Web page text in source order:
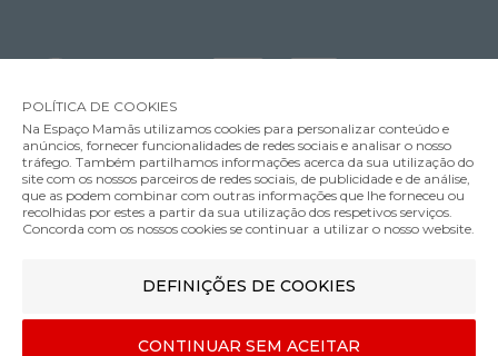
Babycoque Cybex Cloud G3 i-Size Plus
Cor
MÉTODOS DE ENVIO
MÉTODOS DE PAGAMENTO
POLÍTICA DE COOKIES
Na Espaço Mamãs utilizamos cookies para personalizar conteúdo e
anúncios, fornecer funcionalidades de redes sociais e analisar o nosso
tráfego. Também partilhamos informações acerca da sua utilização do
site com os nossos parceiros de redes sociais, de publicidade e de análise,
que as podem combinar com outras informações que lhe forneceu ou
recolhidas por estes a partir da sua utilização dos respetivos serviços.
Concorda com os nossos cookies se continuar a utilizar o nosso website.
DEFINIÇÕES DE COOKIES
CONTINUAR SEM ACEITAR